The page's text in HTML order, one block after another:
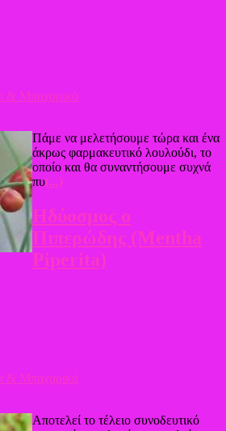
& Μπαχαρικά
Πάμε να μελετήσουμε τώρα και ένα
άκρως φαρμακευτικό λουλούδι, το
οποίο και θα συναντήσουμε συχνά
πυ(...)
Ηδύοσμος ο
Πιπερώδης (Mentha
Piperita)
& Μπαχαρικά
Αποτελεί το τέλειο συνοδευτικό